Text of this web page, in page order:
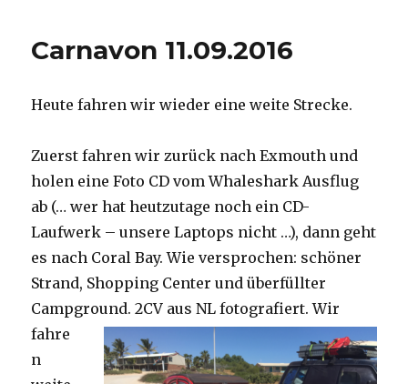
Carnavon 11.09.2016
Heute fahren wir wieder eine weite Strecke.
Zuerst fahren wir zurück nach Exmouth und
holen eine Foto CD vom Whaleshark Ausflug
ab (… wer hat heutzutage noch ein CD-
Laufwerk – unsere Laptops nicht …), dann geht
es nach Coral Bay. Wie versprochen: schöner
Strand, Shopping Center und überfüllter
Campground.2CV aus NL fotografiert. Wir
fahre
n